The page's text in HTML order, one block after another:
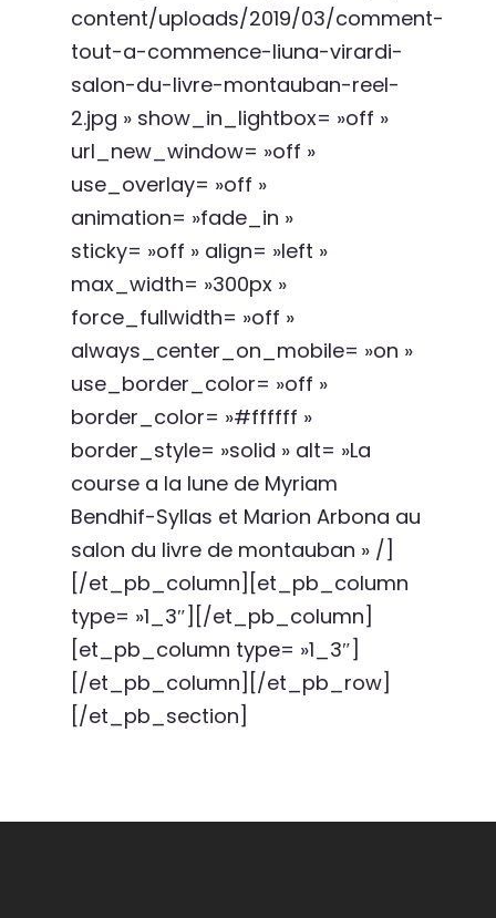
content/uploads/2019/03/comment-
tout-a-commence-liuna-virardi-
salon-du-livre-montauban-reel-
2.jpg » show_in_lightbox= »off »
url_new_window= »off »
use_overlay= »off »
animation= »fade_in »
sticky= »off » align= »left »
max_width= »300px »
force_fullwidth= »off »
always_center_on_mobile= »on »
use_border_color= »off »
border_color= »#ffffff »
border_style= »solid » alt= »La
course a la lune de Myriam
Bendhif-Syllas et Marion Arbona au
salon du livre de montauban » /]
[/et_pb_column][et_pb_column
type= »1_3″][/et_pb_column]
[et_pb_column type= »1_3″]
[/et_pb_column][/et_pb_row]
[/et_pb_section]